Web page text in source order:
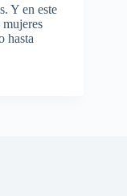
Y en este
hasta